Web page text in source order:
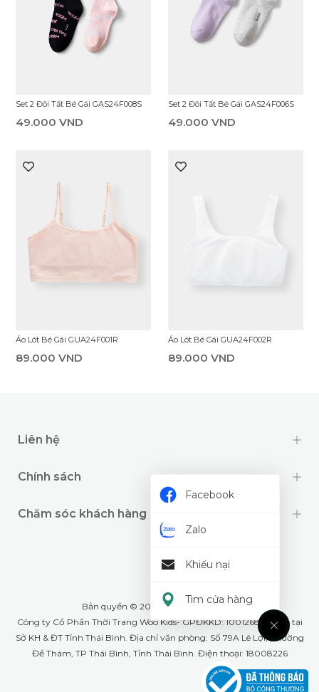
Set 2 Đôi Tất Bé Gái GAS24F008S
49.000 VND
Set 2 Đôi Tất Bé Gái GAS24F006S
49.000 VND
Áo Lót Bé Gái GUA24F001R
89.000 VND
Áo Lót Bé Gái GUA24F002R
89.000 VND
Liên hệ
Chính sách
Chăm sóc khách hàng
Bản quyền © 2024 thuộc về Wookids
Công ty Cổ Phần Thời Trang Woo Kids- GPĐKKD: 1001268555 cấp tại
Sở KH & ĐT Tỉnh Thái Bình. Địa chỉ văn phòng: Số 79A Lê Lợi, phường
Đề Thám, TP Thái Bình, Tỉnh Thái Bình. Điện thoại: 18008226
Facebook
Zalo
Khiếu nại
Tìm cửa hàng